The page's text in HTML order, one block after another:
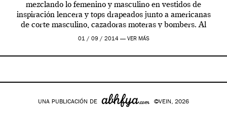
mezclando lo femenino y masculino en vestidos de
inspiración lencera y tops drapeados junto a americanas
de corte masculino, cazadoras moteras y bombers. Al
frente de la […]
01 / 09 / 2014 — VER MÁS
UNA PUBLICACIÓN DE ©VEIN, 2026